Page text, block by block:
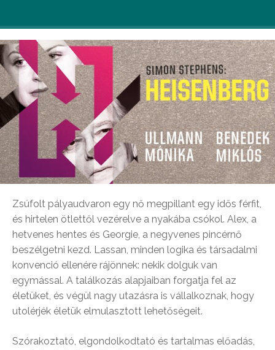
Zsúfolt pályaudvaron egy nő megpillant egy idős férfit,
és hirtelen ötlettől vezérelve a nyakába csókol. Alex, a
hetvenes hentes és Georgie, a negyvenes pincérnő
beszélgetni kezd. Lassan, minden logika és társadalmi
konvenció ellenére rájönnek: nekik dolguk van
egymással. A találkozás alapjaiban forgatja fel az
életüket, és végül nagy utazásra is vállalkoznak, hogy
utolérjék életük elmulasztott lehetőségeit.
Szórakoztató, elgondolkodtató és tartalmas előadás,